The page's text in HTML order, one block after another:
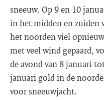
sneeuw. Op 9 en 10
in het midden en zuiden
het noorden viel
met veel wind gepaard,
de avond van 8 januari
januari gold in de
voor sneeuwjacht.